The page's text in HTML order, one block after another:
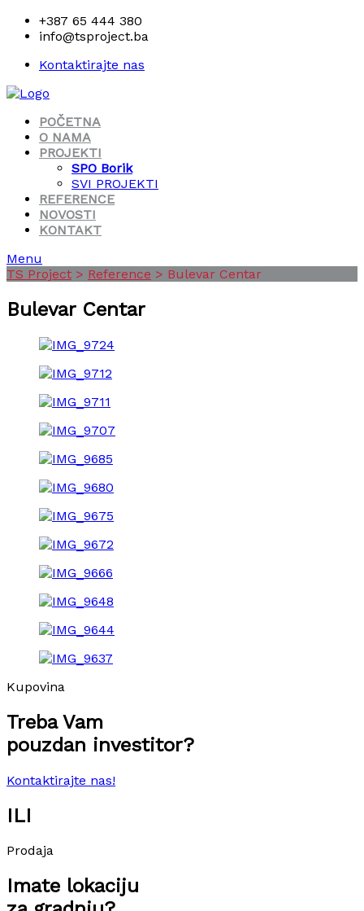
+387 65 444 380
info@tsproject.ba
Kontaktirajte nas
POČETNA
O NAMA
PROJEKTI
SPO Borik
SVI PROJEKTI
REFERENCE
NOVOSTI
KONTAKT
Menu
TS Project > Reference > Bulevar Centar
Bulevar Centar
Kupovina
Treba Vam
pouzdan investitor?
Kontaktirajte nas!
ILI
Prodaja
Imate lokaciju